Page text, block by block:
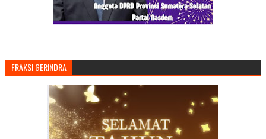
FRAKSI GERINDRA